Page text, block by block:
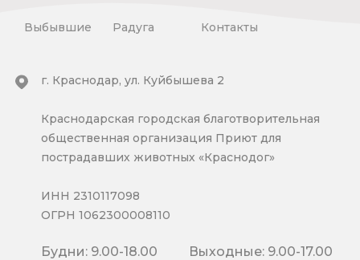
Выбывшие Радуга Контакты
г. Краснодар, ул. Куйбышева 2
Краснодарская городская благотворительная
общественная организация Приют для
пострадавших животных «Краснодог»
ИНН 2310117098
ОГРН 1062300008110
Будни: 9.00-18.00 Выходные: 9.00-17.00